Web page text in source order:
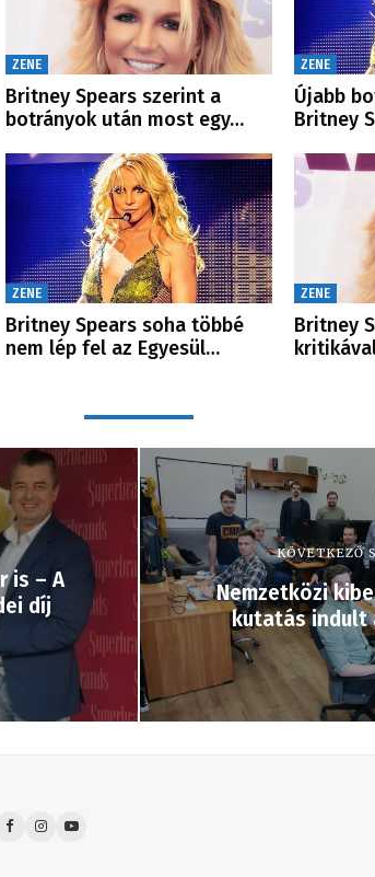
ZENE
Britney Spears szerint a
botrányok után most egy…
ZENE
Újabb
Britney
ZENE
Britney Spears soha többé
nem lép fel az Egyesül…
ZENE
Britney
is – A
díj
KÖVETKEZŐ
Nemzetközi
kutatás indult